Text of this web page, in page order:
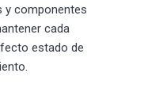
y componentes
cada
estado de